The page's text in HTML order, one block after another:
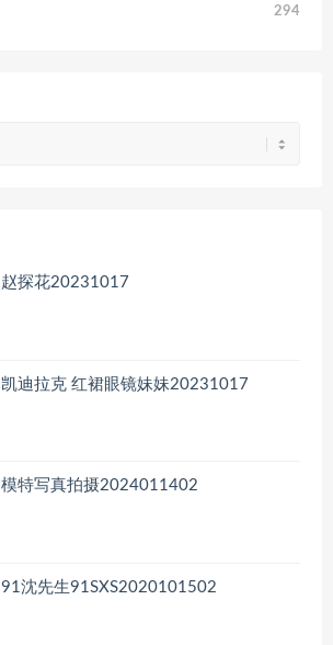
294
赵探花20231017
凯迪拉克 红裙眼镜妹妹20231017
模特写真拍摄2024011402
91沈先生91SXS2020101502